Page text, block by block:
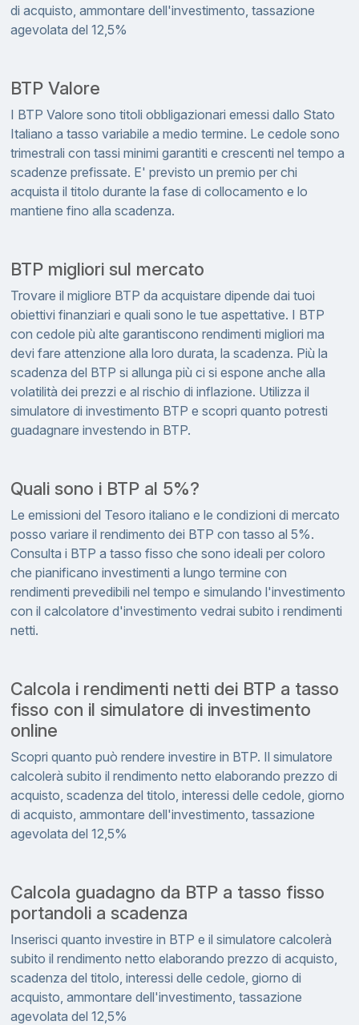
di acquisto, ammontare dell'investimento, tassazione
agevolata del 12,5%
BTP Valore
I BTP Valore sono titoli obbligazionari emessi dallo Stato
Italiano a tasso variabile a medio termine. Le cedole sono
trimestrali con tassi minimi garantiti e crescenti nel tempo a
scadenze prefissate. E' previsto un premio per chi
acquista il titolo durante la fase di collocamento e lo
mantiene fino alla scadenza.
BTP migliori sul mercato
Trovare il migliore BTP da acquistare dipende dai tuoi
obiettivi finanziari e quali sono le tue aspettative. I BTP
con cedole più alte garantiscono rendimenti migliori ma
devi fare attenzione alla loro durata, la scadenza. Più la
scadenza del BTP si allunga più ci si espone anche alla
volatilità dei prezzi e al rischio di inflazione. Utilizza il
simulatore di investimento BTP e scopri quanto potresti
guadagnare investendo in BTP.
Quali sono i BTP al 5%?
Le emissioni del Tesoro italiano e le condizioni di mercato
posso variare il rendimento dei BTP con tasso al 5%.
Consulta i BTP a tasso fisso che sono ideali per coloro
che pianificano investimenti a lungo termine con
rendimenti prevedibili nel tempo e simulando l'investimento
con il calcolatore d'investimento vedrai subito i rendimenti
netti.
Calcola i rendimenti netti dei BTP a tasso
fisso con il simulatore di investimento
online
Scopri quanto può rendere investire in BTP. Il simulatore
calcolerà subito il rendimento netto elaborando prezzo di
acquisto, scadenza del titolo, interessi delle cedole, giorno
di acquisto, ammontare dell'investimento, tassazione
agevolata del 12,5%
Calcola guadagno da BTP a tasso fisso
portandoli a scadenza
Inserisci quanto investire in BTP e il simulatore calcolerà
subito il rendimento netto elaborando prezzo di acquisto,
scadenza del titolo, interessi delle cedole, giorno di
acquisto, ammontare dell'investimento, tassazione
agevolata del 12,5%